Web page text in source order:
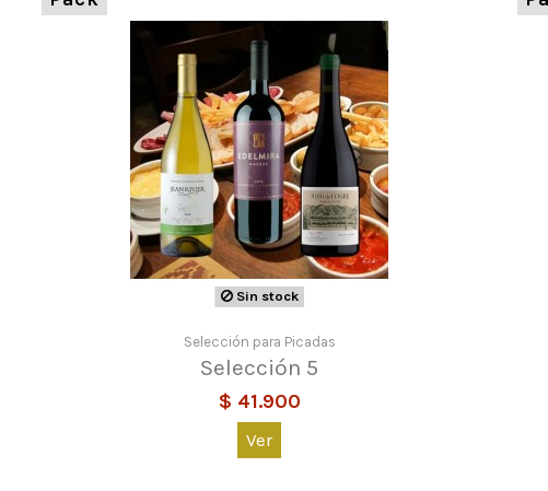
Sin stock
Selección para Picadas
Selección 5
$ 41.900
Ver